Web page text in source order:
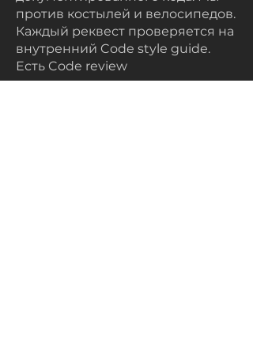
против костылей и велосипедов.
Каждый реквест проверяется на
внутренний Code style guide.
Есть Code review